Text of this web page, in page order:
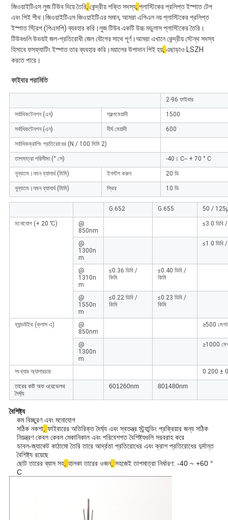
জিওয়াইটিএস লুজ টিউব দিয়ে তৈরি, কেন্দ্রীয় শক্তি সদস্য, প্লাস্টিকের প্রলিপ্ত ইস্পাত টেপ
এবং পিই শীথ।জিওয়াইটিএস জিওয়াইটিএর সমান, আমরা এপিএল নয় প্লাস্টিকের প্রলিপ্ত
ইস্পাত স্ট্রিপ (পিএসপি) ব্যবহার করি।লুজ টিউব একটি উচ্চ মডুলাস প্লাস্টিকের তৈরি।
টিউবগুলি উভয়ই জল-প্রতিরোধী জেল যৌগের সাথে পূর্ণ।আমরা এখানে কেন্দ্রীয় স্টেন্থ সদস্য
হিসাবে ফসফ্যাটিং ইস্পাত তার ব্যবহার করি।ময়ালের উপাদান পিই হয়, এছাড়াও LSZH
করতে পারে।
ফাইবার পরামিতি
2-96 ফাইবার
সর্বাধিকটেনশন (এন) স্বল্পমেয়াদী 1500
সর্বাধিকটেনশন (এন) দীর্ঘ মেয়াদী 600
সর্বাধিকক্রাশিং প্রতিরোধের (N / 100 মিমি 2)
তাপমাত্রা পরিসীমা (° সে) -40। C-- + 70 ° C
নূন্যতম।নমন ব্যাসার্ধ (মিমি) ইনস্টল করুন 20 ডি
নূন্যতম।নমন ব্যাসার্ধ (মিমি) স্থির 10 ডি
G.652 G.655 50 /
মনোযোগ (+ 20 ℃)
@
850nm
≤3.0 ডিবি /
@
1300n
m
≤1.0 ডিবি /
@
1310n
m
≤0.36 ডিবি /
কিমি
≤0.40 ডিবি /
কিমি
@
1550n
m
≤0.22 ডিবি /
কিমি
≤0.23 ডিবি /
কিমি
ব্যান্ডউইথ (ক্লাস এ)
@
850nm
≥500
@
1300n
m
≥1000
সংখ্যার অ্যাপারচার 0.200 ±
তারের কাট অফ ওয়েভেলথ
দৈর্ঘ্য
601260nm 801480nm
বৈশিষ্ট্য
কম বিচ্ছুরণ এবং মনোযোগ
সঠিক নকশা, ফাইবারের অতিরিক্ত দৈর্ঘ্য এবং স্বতন্ত্র স্ট্র্যান্ডিং প্রক্রিয়ার জন্য সঠিক
নিয়ন্ত্রণ কেবল কেবল মেকানিকাল এবং পরিবেশগত বৈশিষ্ট্যগুলি সরবরাহ করে
ডাবল-জ্যাকেট কাঠামো তৈরি তারে আর্দ্রতা প্রতিরোধের এবং ক্রাশ প্রতিরোধের দুর্দান্ত
বৈশিষ্ট্য রয়েছে
ছোট তারের ব্যাস সহ, হালকা তারের ওজন, সহজেই তাপমাত্রা নির্ধারণ: -40 ~ +60 °
C